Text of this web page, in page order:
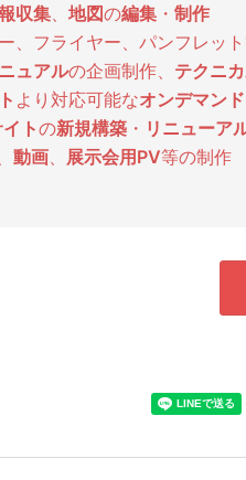
収集 地図の編集 ・ 制作
、フライヤー、パンフレッ
ュアルの企画制作、 テクニ
より対応可能なオンデマン
トの新規構築 ・ リニューア
動画 展示会用PV等の制作